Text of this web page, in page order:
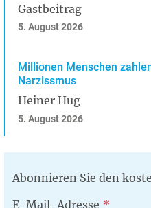
Gastbeitrag
5. August 2026
Millionen Menschen
Narzissmus
Heiner Hug
5. August 2026
Abonnieren Sie den
E-Mail-Adresse